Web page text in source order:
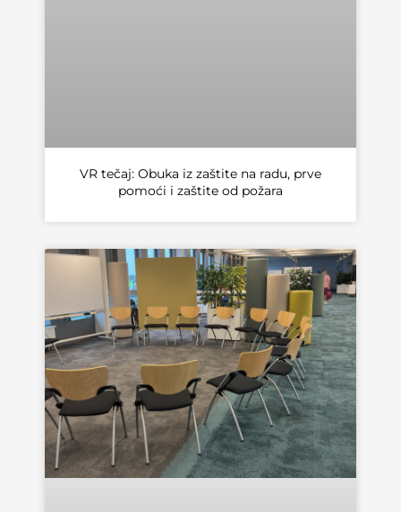
VR tečaj: Obuka iz zaštite na radu, prve
pomoći i zaštite od požara